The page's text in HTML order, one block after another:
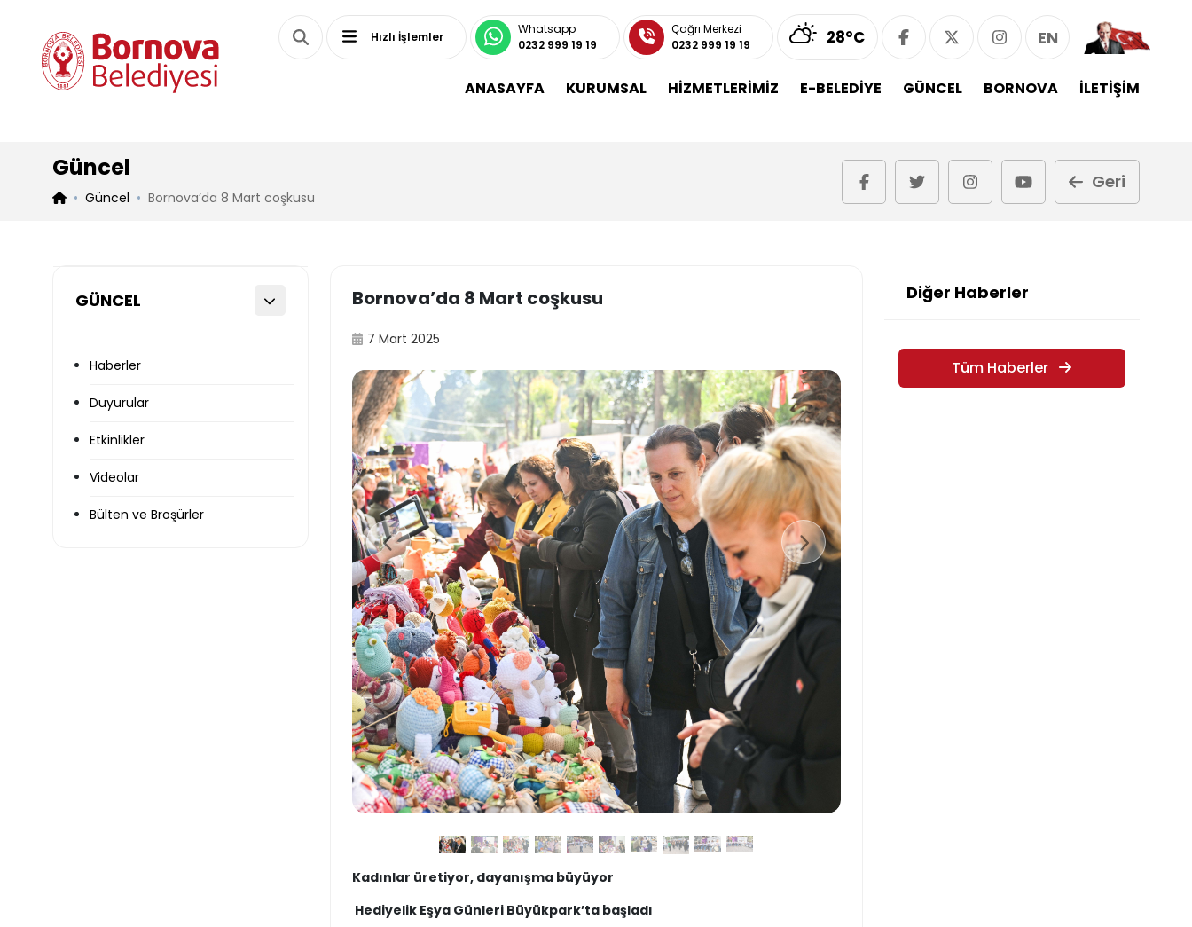
Hızlı İşlemler
Whatsapp
0232 999 19 19
Çağrı Merkezi
0232 999 19 19
28°C EN
ANASAYFA KURUMSAL HİZMETLERİMİZ E-BELEDİYE GÜNCEL BORNOVA İLETİŞİM
Güncel
Güncel Bornova’da 8 Mart coşkusu
Geri
GÜNCEL
Haberler
Duyurular
Etkinlikler
Videolar
Bülten ve Broşürler
Bornova’da 8 Mart coşkusu
7 Mart 2025
Kadınlar üretiyor, dayanışma büyüyor
Hediyelik Eşya Günleri Büyükpark’ta başladı
Diğer Haberler
Tüm Haberler